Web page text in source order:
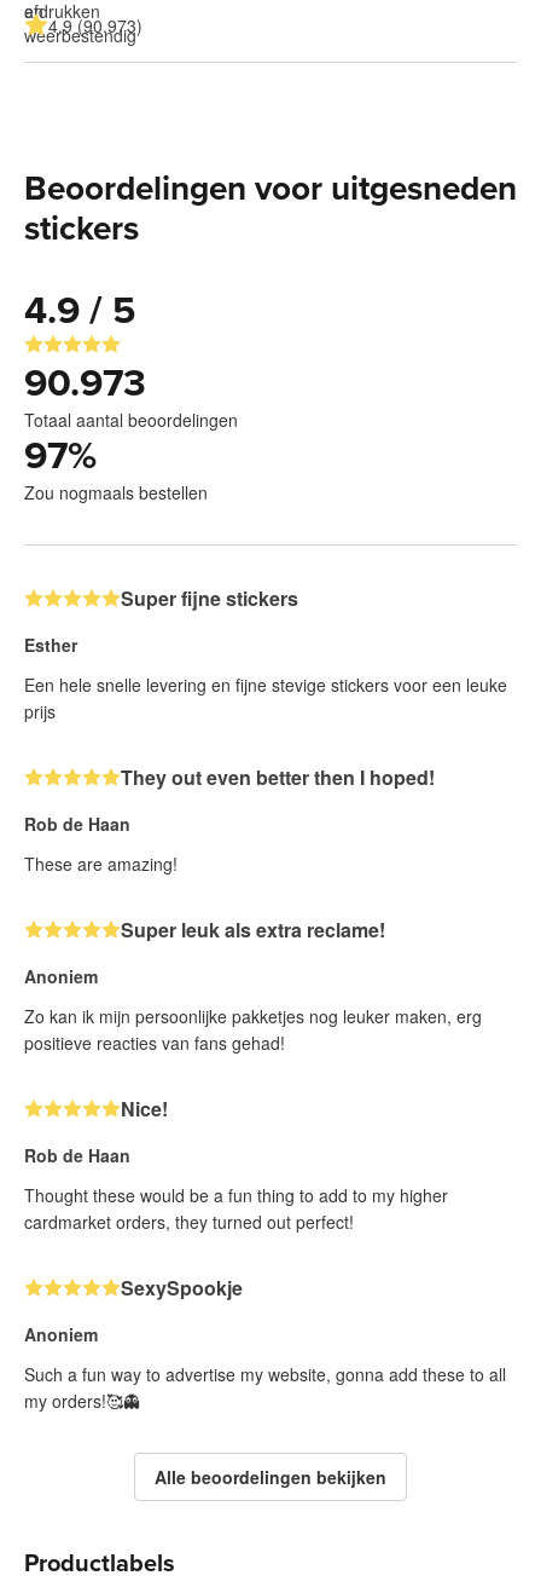
4.9 (90.973)
Beoordelingen voor uitgesneden
stickers
4.9 / 5
90.973
Totaal aantal beoordelingen
97%
Zou nogmaals bestellen
Super fijne stickers
Esther
Een hele snelle levering en fijne stevige stickers voor een leuke
prijs
They out even better then I hoped!
Rob de Haan
These are amazing!
Super leuk als extra reclame!
Anoniem
Zo kan ik mijn persoonlijke pakketjes nog leuker maken, erg
positieve reacties van fans gehad!
Nice!
Rob de Haan
Thought these would be a fun thing to add to my higher
cardmarket orders, they turned out perfect!
SexySpookje
Anoniem
Such a fun way to advertise my website, gonna add these to all
my orders!🥰👻
Alle beoordelingen bekijken
Productlabels